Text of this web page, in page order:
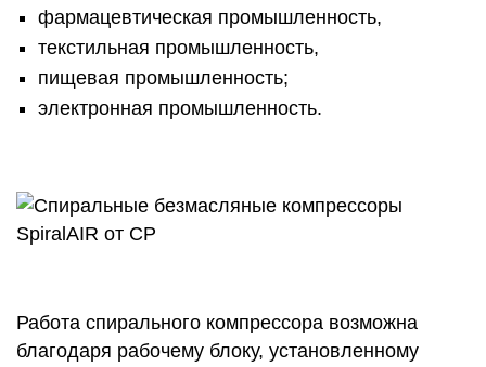
фармацевтическая промышленность,
текстильная промышленность,
пищевая промышленность;
электронная промышленность.
Работа спирального компрессора возможна
благодаря рабочему блоку, установленному